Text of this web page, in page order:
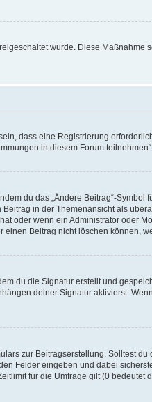
wurde. Diese Maßnahme
dass eine Registrierung
in diesem Forum
du das „Ändere Beitrag“-Symbol
in der Themenansicht als
oder wenn ein Administrator oder
Beitrag nicht löschen können,
du die Signatur erstellt und
deiner Signatur aktivierst.
zur Beitragserstellung. Solltest
Felder eingeben und dabei
für die Umfrage gilt (0 bedeutet